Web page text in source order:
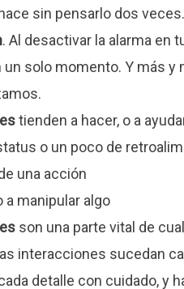
sin pensarlo dos
. Al desactivar la alarma en
solo momento. Y más
tienden a hacer, o a
o un poco de
una acción
a manipular algo
son una parte vital de
interacciones sucedan
detalle con cuidado, y